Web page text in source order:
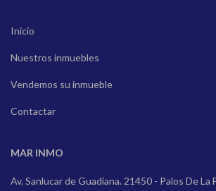
Inicio
Nuestros inmuebles
Vendemos su inmueble
Contactar
MAR INMO
Av. Sanlucar de Guadiana. 21450 - Palos De La